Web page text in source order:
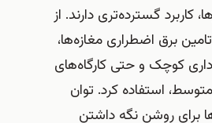
کاربرد گسترده‌تری دارند. از
برق اضطراری مغازه‌ها،
کوچک و حتی کارگاه‌های
استفاده کرد. توان
برای روشن نگه داشتن